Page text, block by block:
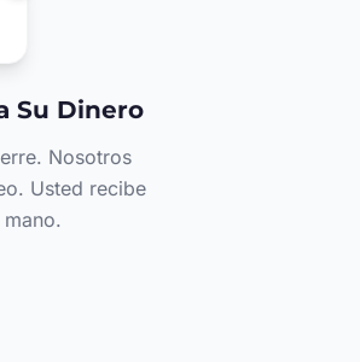
Su Dinero
Nosotros
Usted recibe